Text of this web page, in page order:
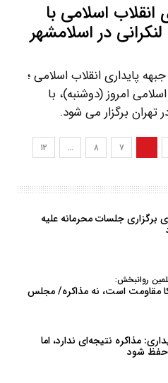
اسلامی با
در اسلامشهر
پایداری انقلاب اسلامی ؛
امروز (دوشنبه)، با
تهران برگزار می شود.
۷ ۸ …
۱۲
برگزاری جلسات محرمانه علیه
روانبخش:
مقاومت است، نه مذاکره/ مجلس
مذاکره نتیجه‌ای ندارد، اما
شود